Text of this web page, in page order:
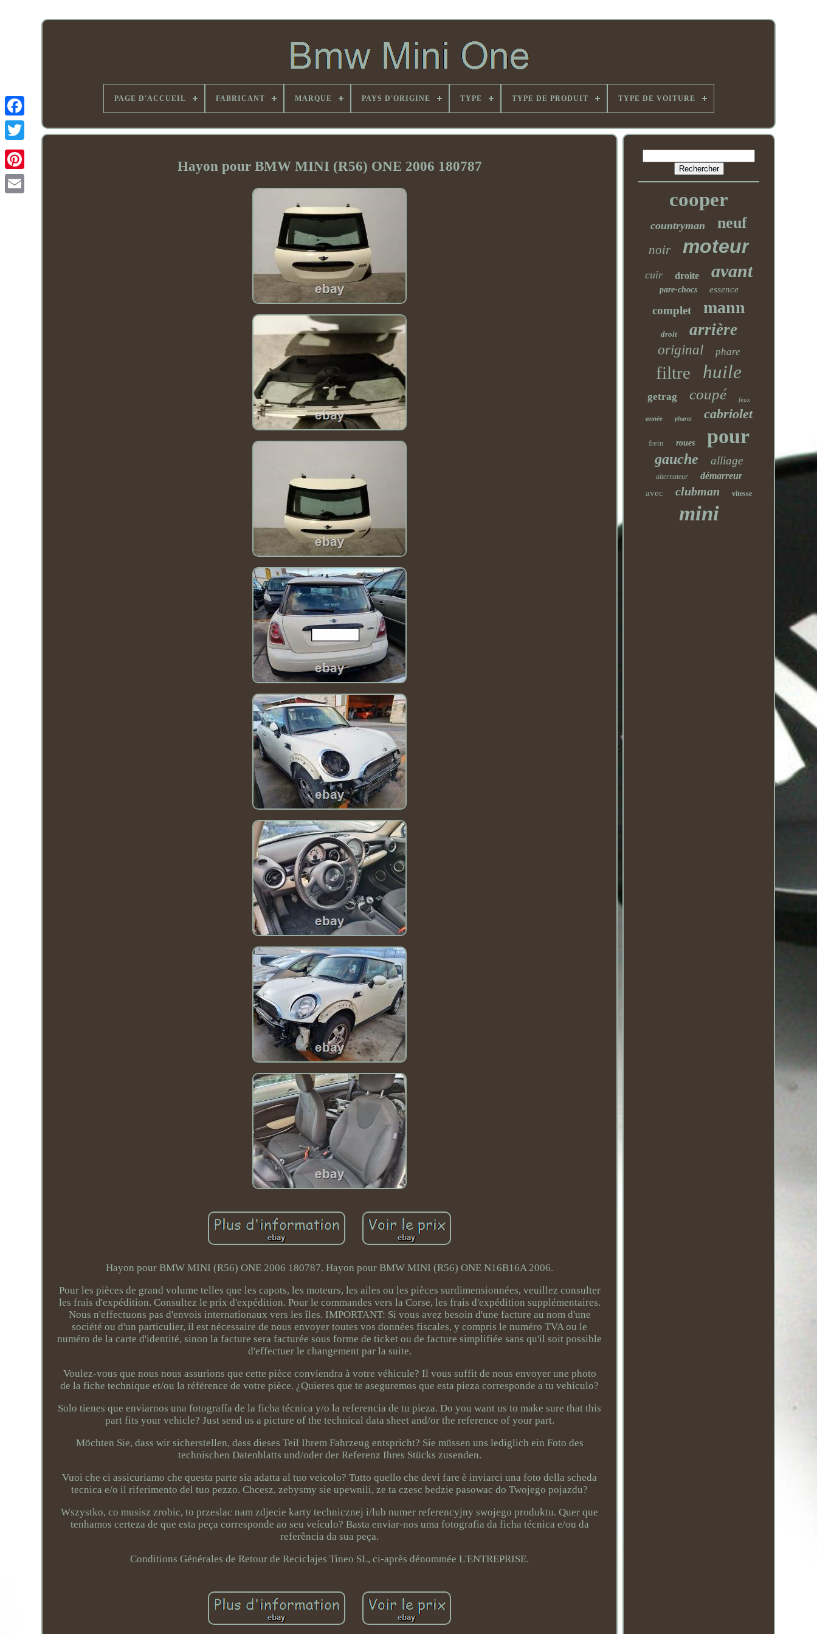
PAGE D'ACCUEIL FABRICANT MARQUE PAYS D'ORIGINE TYPE TYPE DE PRODUIT TYPE DE VOITURE
Hayon pour BMW MINI (R56) ONE 2006 180787
Hayon pour BMW MINI (R56) ONE 2006 180787. Hayon pour BMW MINI (R56) ONE N16B16A 2006.
Pour les pièces de grand volume telles que les capots, les moteurs, les ailes ou les pièces surdimensionnées, veuillez consulter
les frais d'expédition. Consultez le prix d'expédition. Pour le commandes vers la Corse, les frais d'expédition supplémentaires.
Nous n'effectuons pas d'envois internationaux vers les îles. IMPORTANT: Si vous avez besoin d'une facture au nom d'une
société ou d'un particulier, il est nécessaire de nous envoyer toutes vos données fiscales, y compris le numéro TVA ou le
numéro de la carte d'identité, sinon la facture sera facturée sous forme de ticket ou de facture simplifiée sans qu'il soit possible
d'effectuer le changement par la suite.
Voulez-vous que nous nous assurions que cette pièce conviendra à votre véhicule? Il vous suffit de nous envoyer une photo
de la fiche technique et/ou la référence de votre pièce. ¿Quieres que te aseguremos que esta pieza corresponde a tu vehículo?
Solo tienes que enviarnos una fotografía de la ficha técnica y/o la referencia de tu pieza. Do you want us to make sure that this
part fits your vehicle? Just send us a picture of the technical data sheet and/or the reference of your part.
Möchten Sie, dass wir sicherstellen, dass dieses Teil Ihrem Fahrzeug entspricht? Sie müssen uns lediglich ein Foto des
technischen Datenblatts und/oder der Referenz Ihres Stücks zusenden.
Vuoi che ci assicuriamo che questa parte sia adatta al tuo veicolo? Tutto quello che devi fare è inviarci una foto della scheda
tecnica e/o il riferimento del tuo pezzo. Chcesz, zebysmy sie upewnili, ze ta czesc bedzie pasowac do Twojego pojazdu?
Wszystko, co musisz zrobic, to przeslac nam zdjecie karty technicznej i/lub numer referencyjny swojego produktu. Quer que
tenhamos certeza de que esta peça corresponde ao seu veículo? Basta enviar-nos uma fotografia da ficha técnica e/ou da
referência da sua peça.
Conditions Générales de Retour de Reciclajes Tineo SL, ci-après dénommée L'ENTREPRISE.
cooper
countryman neuf
noir moteur
cuir droite avant
pare-chocs essence
complet mann
droit arrière
original phare
filtre huile
getrag coupé feux
année phares cabriolet
frein roues pour
gauche alliage
alternateur démarreur
avec clubman vitesse
mini